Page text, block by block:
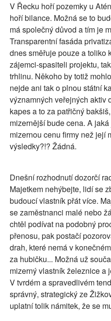
V Řecku hoří pozemky u
hoří bilance. Možná se to
má společný důvod a tím je
Transparentní fasáda
dnes směřuje pouze a toliko
zájemci-spasiteli projektu,
trhlinu. Někoho by totiž
nejde ani tak o plnou státní
významných veřejných aktiv
kapes a to za patřičný
mizernější bude cena. A
mizernou cenu firmy než její
výsledky?!? Žádná.
Dnešní rozhodnutí dozorčí
Majetkem nehýbejte, lidí se
budoucí vlastník přát více.
se zaměstnanci malé nebo
chtěl podívat na podobný
přenosu, pak postačí
drah, které nemá v
za hubičku... Možná už
mizerný vlastník železnice a
V tvrdém a spravedlivém
správný, strategický ze
uplatní tolik námitek, že se